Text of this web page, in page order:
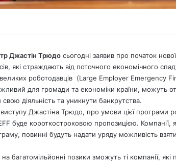
Джастін Трюдо сьогодні заявив про початок
які страждають від поточного економічного
роботодавців (Large Employer Emergency
для громади та економіки країни, можуть
діяльність та уникнути банкрутства.
Джастіна Трюдо, про умови цієї програми
буде короткостроковою пропозицією. Компанії,
повинні будуть надати уряду можливість
багатомільйонні позики зможуть ті компанії,